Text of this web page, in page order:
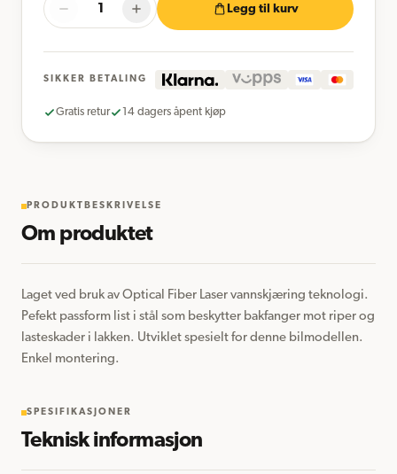
Legg til kurv
SIKKER BETALING
Gratis retur 14 dagers åpent kjøp
PRODUKTBESKRIVELSE
Om produktet
Laget ved bruk av Optical Fiber Laser vannskjæring teknologi.
Pefekt passform list i stål som beskytter bakfanger mot riper og
lasteskader i lakken. Utviklet spesielt for denne bilmodellen.
Enkel montering.
SPESIFIKASJONER
Teknisk informasjon